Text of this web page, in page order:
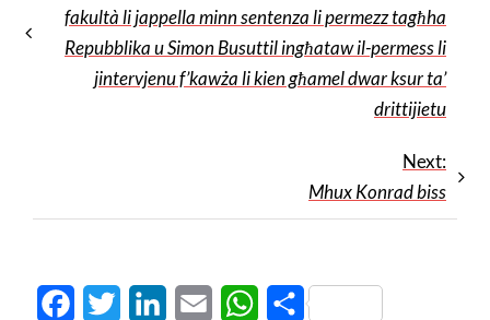
fakultà li jappella minn sentenza li permezz tagħha
Repubblika u Simon Busuttil ingħataw il-permess li
jintervjenu f’kawża li kien għamel dwar ksur ta’
drittijietu
Next:
Mhux Konrad biss
FacebookTwitter LinkedInEmail WhatsApp
Share